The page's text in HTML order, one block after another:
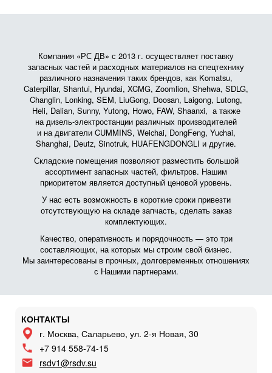
Компания «РС ДВ» с 2013 г. осуществляет поставку
запасных частей и расходных материалов на спецтехнику
различного назначения таких брендов, как Komatsu,
Caterpillar, Shantui, Hyundai, XCMG, Zoomlion, Shehwa, SDLG,
Changlin, Lonking, SEM, LiuGong, Doosan, Laigong, Lutong,
Heli, Dalian, Sunny, Yutong, Howo, FAW, Shaanxi, а также
на дизель-электростанции различных производителей
и на двигатели CUMMINS, Weichai, DongFeng, Yuchai,
Shanghai, Deutz, Sinotruk, HUAFENGDONGLI и другие.
Складские помещения позволяют разместить большой
ассортимент запасных частей, фильтров. Нашим
приоритетом является доступный ценовой уровень.
У нас есть возможность в короткие сроки привезти
отсутствующую на складе запчасть, сделать заказ
комплектующих.
Качество, оперативность и порядочность — это три
составляющих, на которых мы строим свой бизнес.
Мы заинтересованы в прочных, долговременных отношениях
с Нашими партнерами.
КОНТАКТЫ
г. Москва, Саларьево, ул. 2-я Новая, 30
+7 914 558-74-15
rsdv1@rsdv.su